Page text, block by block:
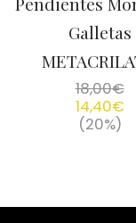
Galletas
18,00€
14,40€
(20%)